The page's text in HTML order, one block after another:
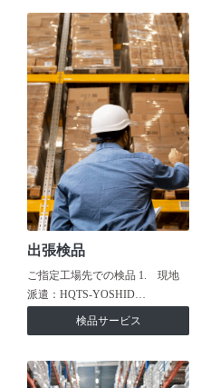
出張検品
ご指定工場先での検品 1. 現地
派遣：HQTS-YOSHID…
検品サービス